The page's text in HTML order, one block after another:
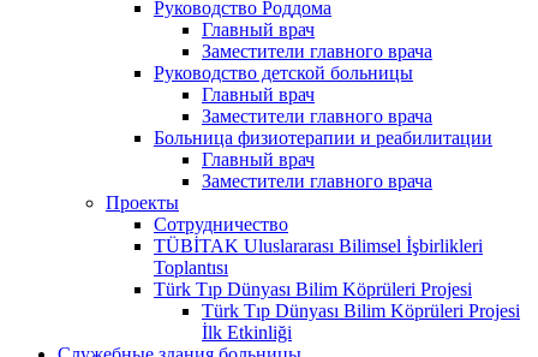
Руководство Роддома
Главный врач
Заместители главного врача
Руководство детской больницы
Главный врач
Заместители главного врача
Больница физиотерапии и реабилитации
Главный врач
Заместители главного врача
Проекты
Сотрудничество
TÜBİTAK Uluslararası Bilimsel İşbirlikleri
Toplantısı
Türk Tıp Dünyası Bilim Köprüleri Projesi
Türk Tıp Dünyası Bilim Köprüleri Projesi
İlk Etkinliği